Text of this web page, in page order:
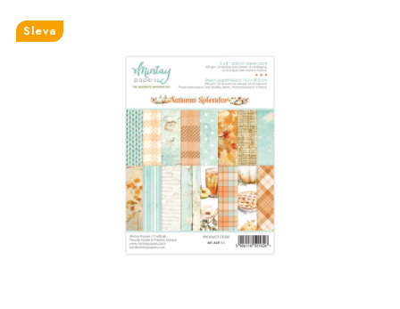
OBLÍBENÉ ♥️
MOJE OBJEDNÁVKA
Kontakty Moje objednávka
Oblíbené ♥️
Hodnocení obchodu
Obchodní podmínky
Sleva